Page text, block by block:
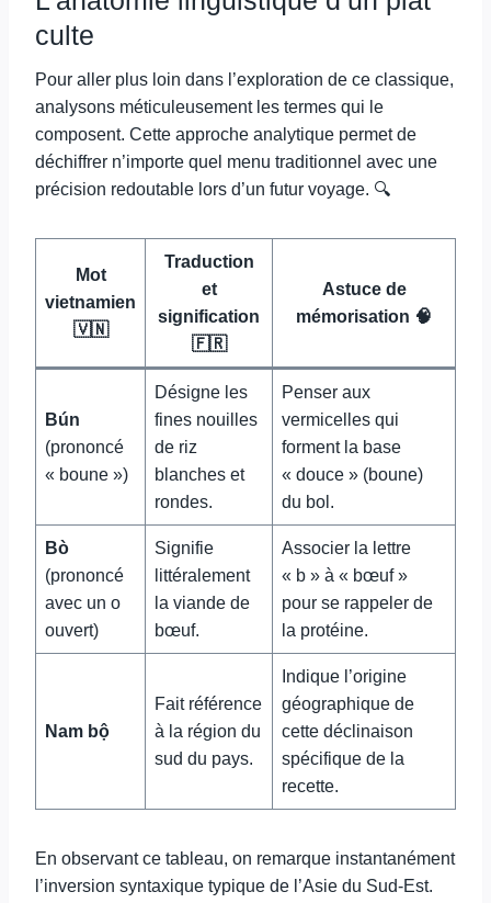
culte
Pour aller plus loin dans l’exploration de ce classique,
analysons méticuleusement les termes qui le
composent. Cette approche analytique permet de
déchiffrer n’importe quel menu traditionnel avec une
précision redoutable lors d’un futur voyage. 🔍
Mot
vietnamien
🇻🇳
Traduction
et
signification
🇫🇷
Astuce de
mémorisation 🧠
Bún
(prononcé
« boune »)
Désigne les
fines nouilles
de riz
blanches et
rondes.
Penser aux
vermicelles qui
forment la base
« douce » (boune)
du bol.
Bò
(prononcé
avec un o
ouvert)
Signifie
littéralement
la viande de
bœuf.
Associer la lettre
« b » à « bœuf »
pour se rappeler de
la protéine.
Nam bộ
Fait référence
à la région du
sud du pays.
Indique l’origine
géographique de
cette déclinaison
spécifique de la
recette.
En observant ce tableau, on remarque instantanément
l’inversion syntaxique typique de l’Asie du Sud-Est.